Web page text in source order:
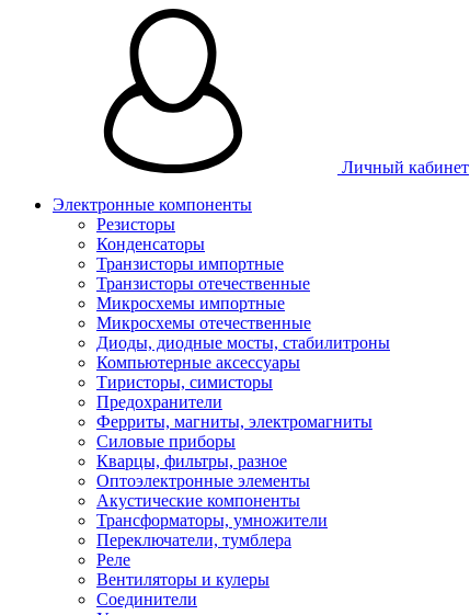
Личный кабинет
Электронные компоненты
Резисторы
Конденсаторы
Транзисторы импортные
Транзисторы отечественные
Микросхемы импортные
Микросхемы отечественные
Диоды, диодные мосты, стабилитроны
Компьютерные аксессуары
Тиристоры, симисторы
Предохранители
Ферриты, магниты, электромагниты
Силовые приборы
Кварцы, фильтры, разное
Оптоэлектронные элементы
Акустические компоненты
Трансформаторы, умножители
Переключатели, тумблера
Реле
Вентиляторы и кулеры
Соединители